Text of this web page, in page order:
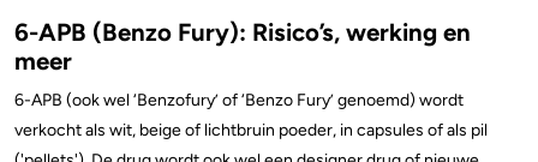
6-APB (Benzo Fury): Risico’s, werking en
meer
6-APB (ook wel ‘Benzofury’ of ‘Benzo Fury’ genoemd) wordt
verkocht als wit, beige of lichtbruin poeder, in capsules of als pil